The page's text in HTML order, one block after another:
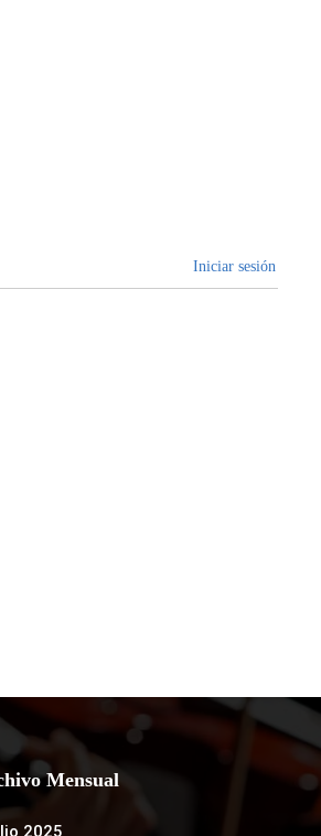
Iniciar sesión
Mensual
2025